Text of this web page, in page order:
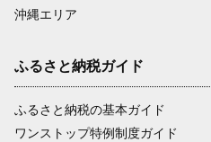
沖縄エリア
ふるさと納税ガイド
ふるさと納税の基本ガイド
ワンストップ特例制度ガイド